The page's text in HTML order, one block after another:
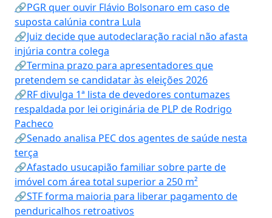
🔗PGR quer ouvir Flávio Bolsonaro em caso de
suposta calúnia contra Lula
🔗Juiz decide que autodeclaração racial não afasta
injúria contra colega
🔗Termina prazo para apresentadores que
pretendem se candidatar às eleições 2026
🔗RF divulga 1ª lista de devedores contumazes
respaldada por lei originária de PLP de Rodrigo
Pacheco
🔗Senado analisa PEC dos agentes de saúde nesta
terça
🔗Afastado usucapião familiar sobre parte de
imóvel com área total superior a 250 m²
🔗STF forma maioria para liberar pagamento de
penduricalhos retroativos